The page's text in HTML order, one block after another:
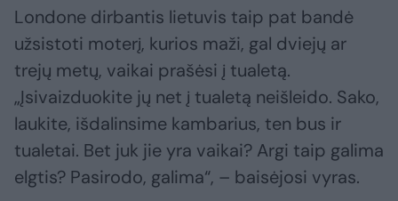
Londone dirbantis lietuvis taip pat bandė
užsistoti moterį, kurios maži, gal dviejų ar
trejų metų, vaikai prašėsi į tualetą.
„Įsivaizduokite jų net į tualetą neišleido. Sako,
laukite, išdalinsime kambarius, ten bus ir
tualetai. Bet juk jie yra vaikai? Argi taip galima
elgtis? Pasirodo, galima“, – baisėjosi vyras.